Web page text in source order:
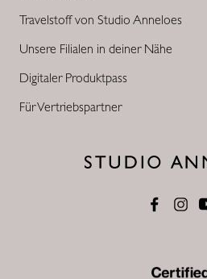
Travelstoff von Studio Anneloes
Unsere Filialen in deiner Nähe
Digitaler Produktpass
Für Vertriebspartner